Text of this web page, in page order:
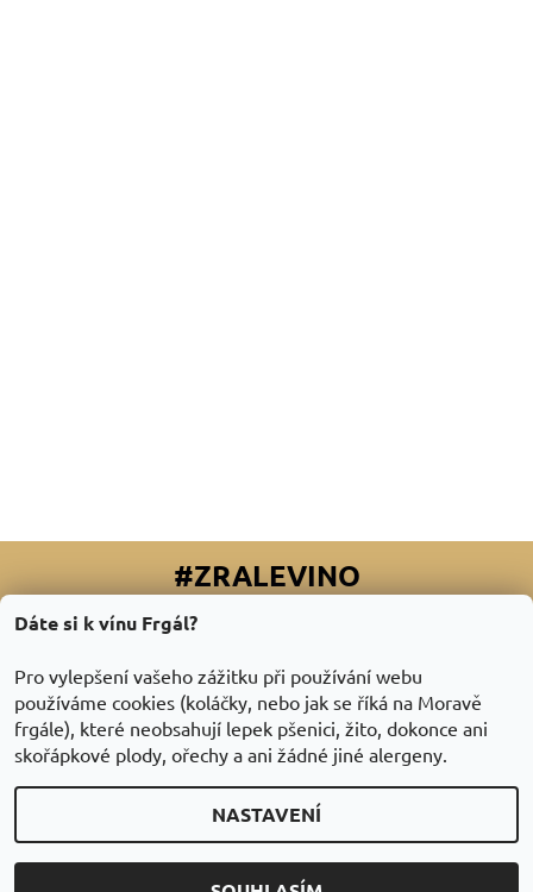
#ZRALEVINO
2026 © ZraléVíno.cz, všechna práva vyhrazena
Vytvořil Shoptet
Dáte si k vínu Frgál?
Pro vylepšení vašeho zážitku při používání webu
používáme cookies (koláčky, nebo jak se říká na Moravě
frgále), které neobsahují lepek pšenici, žito, dokonce ani
skořápkové plody, ořechy a ani žádné jiné alergeny.
NASTAVENÍ